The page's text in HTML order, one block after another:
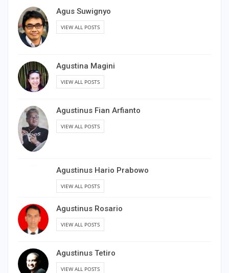
Agus Suwignyo
VIEW ALL POSTS
Agustina Magini
VIEW ALL POSTS
Agustinus Fian Arfianto
VIEW ALL POSTS
Agustinus Hario Prabowo
VIEW ALL POSTS
Agustinus Rosario
VIEW ALL POSTS
Agustinus Tetiro
VIEW ALL POSTS